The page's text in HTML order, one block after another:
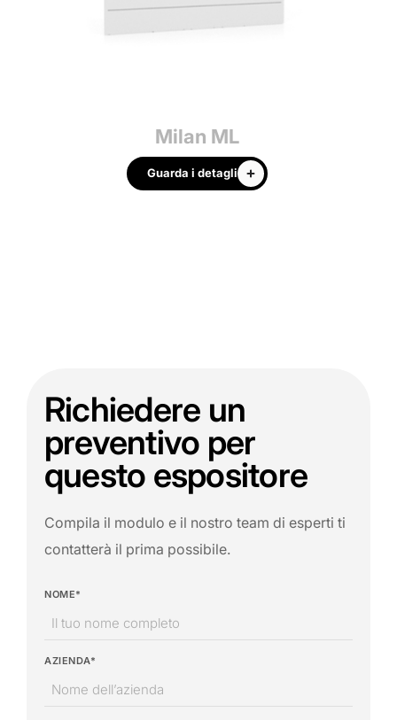
Milan ML
Guarda i detagli
Richiedere un
preventivo per
questo espositore
Compila il modulo e il nostro team di esperti ti
contatterà il prima possibile.
NOME*
AZIENDA*